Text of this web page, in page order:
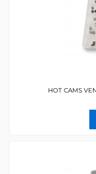
HOT CAMS